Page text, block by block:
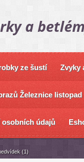
a
ze šustí Zvyky
Železnice listopad
osobních údajů
(1)